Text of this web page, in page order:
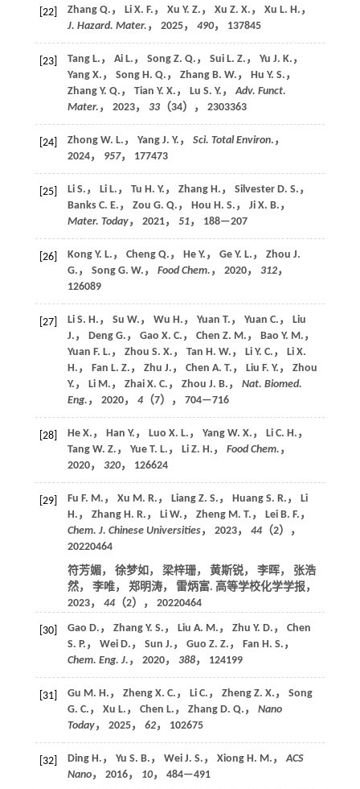
[22]
Zhang Q.， Li X. F.， Xu Y. Z.， Xu Z. X.， Xu L. H.，
J. Hazard. Mater. ， 2025， 490， 137845
[23]
Tang L.， Ai L.， Song Z. Q.， Sui L. Z.， Yu J. K.，
Yang X.， Song H. Q.， Zhang B. W.， Hu Y. S.，
Zhang Y. Q.， Tian Y. X.， Lu S. Y.，Adv. Funct.
Mater. ， 2023， 33（34）， 2303363
[24] Zhong W. L.， Yang J. Y.， Sci. Total Environ.，
2024， 957， 177473
[25]
Li S.， Li L.， Tu H. Y.， Zhang H.， Silvester D. S.，
Banks C. E.， Zou G. Q.， Hou H. S.， Ji X. B.，
Mater. Today， 2021， 51， 188—207
[26]
Kong Y. L.， Cheng Q.， He Y.， Ge Y. L.， Zhou J.
G.， Song G. W.， Food Chem. ， 2020， 312，
126089
[27]
Li S. H.， Su W.， Wu H.， Yuan T.， Yuan C.， Liu
J.， Deng G.， Gao X. C.， Chen Z. M.， Bao Y. M.，
Yuan F. L.， Zhou S. X.， Tan H. W.， Li Y. C.， Li X.
H.， Fan L. Z.， Zhu J.， Chen A. T.， Liu F. Y.， Zhou
Y.， Li M.， Zhai X. C.， Zhou J. B.， Nat. Biomed.
Eng. ， 2020， 4（7）， 704—716
[28]
He X.， Han Y.， Luo X. L.， Yang W. X.， Li C. H.，
Tang W. Z.， Yue T. L.， Li Z. H.， Food Chem. ，
2020， 320， 126624
[29]
Fu F. M.， Xu M. R.， Liang Z. S.， Huang S. R.， Li
H.， Zhang H. R.， Li W.， Zheng M. T.， Lei B. F.，
Chem. J. Chinese Universities， 2023， 44（2），
20220464
符芳媚， 徐梦如， 梁梓珊， 黄斯锐， 李晖， 张浩
然， 李唯， 郑明涛， 雷炳富. 高等学校化学学报，
2023， 44（2）， 20220464
[30]
Gao D.， Zhang Y. S.， Liu A. M.， Zhu Y. D.， Chen
S. P.， Wei D.， Sun J.， Guo Z. Z.， Fan H. S.，
Chem. Eng. J. ， 2020， 388， 124199
[31]
Gu M. H.， Zheng X. C.， Li C.， Zheng Z. X.， Song
G. C.， Xu L.， Chen L.， Zhang D. Q.， Nano
Today， 2025， 62， 102675
[32] Ding H.， Yu S. B.， Wei J. S.， Xiong H. M.，ACS
Nano， 2016， 10， 484—491